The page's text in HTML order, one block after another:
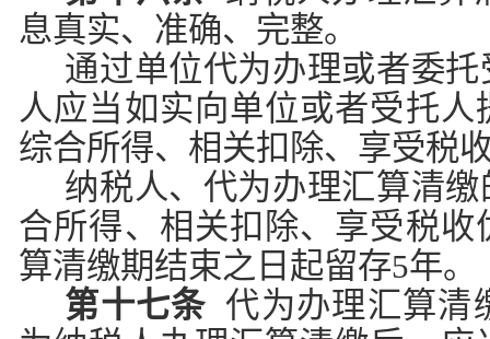
息真实、准确、完整。
通过单位代为办理或者委
人应当如实向单位或者受托
综合所得、相关扣除、享受税
纳税人、代为办理汇算清
合所得、相关扣除、享受税收
算清缴期结束之日起留存5年。
第十七条 代为办理汇算清